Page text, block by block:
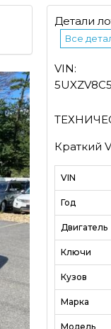
Детали
Все
VIN:
Краткий
VIN
Год
Двигатель
Ключи
Кузов
Марка
Модель